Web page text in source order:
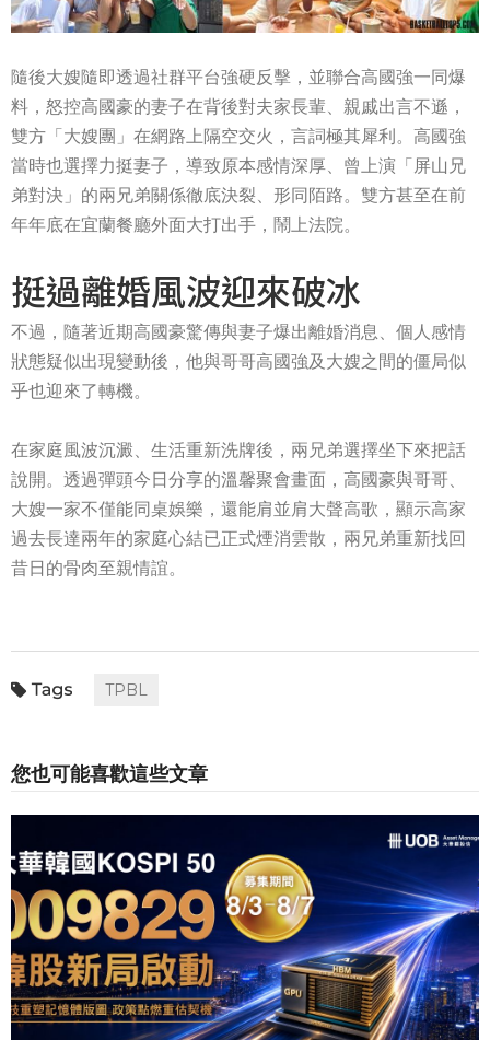
隨後大嫂隨即透過社群平台強硬反擊，並聯合高國強一同爆
料，怒控高國豪的妻子在背後對夫家長輩、親戚出言不遜，
雙方「大嫂團」在網路上隔空交火，言詞極其犀利。高國強
當時也選擇力挺妻子，導致原本感情深厚、曾上演「屏山兄
弟對決」的兩兄弟關係徹底決裂、形同陌路。雙方甚至在前
年年底在宜蘭餐廳外面大打出手，鬧上法院。
挺過離婚風波迎來破冰
不過，隨著近期高國豪驚傳與妻子爆出離婚消息、個人感情
狀態疑似出現變動後，他與哥哥高國強及大嫂之間的僵局似
乎也迎來了轉機。
在家庭風波沉澱、生活重新洗牌後，兩兄弟選擇坐下來把話
說開。透過彈頭今日分享的溫馨聚會畫面，高國豪與哥哥、
大嫂一家不僅能同桌娛樂，還能肩並肩大聲高歌，顯示高家
過去長達兩年的家庭心結已正式煙消雲散，兩兄弟重新找回
昔日的骨肉至親情誼。
TPBL
您也可能喜歡這些文章